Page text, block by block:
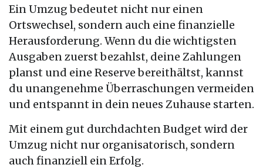
Ein Umzug bedeutet nicht nur einen
Ortswechsel, sondern auch eine finanzielle
Herausforderung. Wenn du die wichtigsten
Ausgaben zuerst bezahlst, deine Zahlungen
planst und eine Reserve bereithältst, kannst
du unangenehme Überraschungen vermeiden
und entspannt in dein neues Zuhause starten.
Mit einem gut durchdachten Budget wird der
Umzug nicht nur organisatorisch, sondern
auch finanziell ein Erfolg.